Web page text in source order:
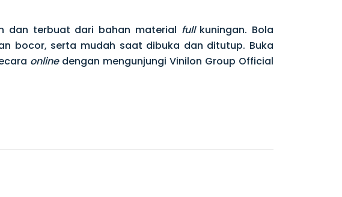
dan terbuat dari bahan material fullkuningan. Bola
bocor, serta mudah saat dibuka dan ditutup. Buka
onlinedengan mengunjungi Vinilon Group Official